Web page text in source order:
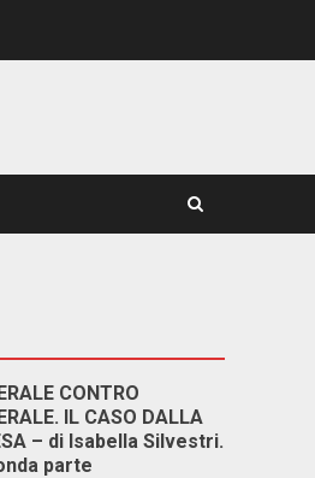
CONTRO
IL CASO DALLA
– di Isabella Silvestri.
parte